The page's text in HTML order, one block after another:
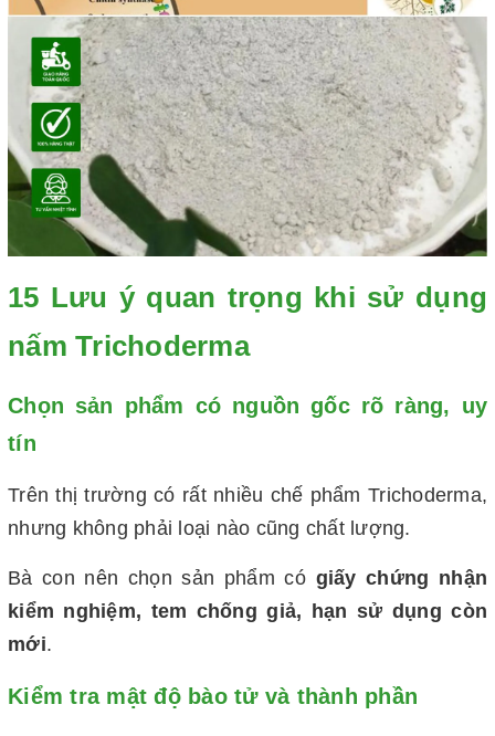
15 Lưu ý quan trọng khi sử dụng
nấm Trichoderma
Chọn sản phẩm có nguồn gốc rõ ràng, uy
tín
Trên thị trường có rất nhiều chế phẩm Trichoderma,
nhưng không phải loại nào cũng chất lượng.
Bà con nên chọn sản phẩm có giấy chứng nhận
kiểm nghiệm, tem chống giả, hạn sử dụng còn
mới.
Kiểm tra mật độ bào tử và thành phần